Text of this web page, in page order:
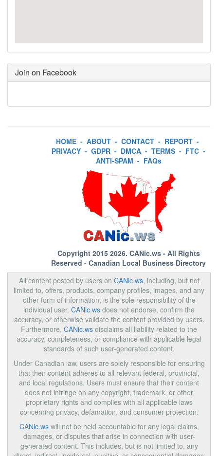
Join on Facebook
HOME - ABOUT - CONTACT - REPORT -
PRIVACY - GDPR - DMCA - TERMS - FTC -
ANTI-SPAM - FAQs
Copyright 2015 2026. CANic.ws- All Rights
Reserved - Canadian Local Business Directory
All content posted by users on CANic.ws, including, but not
limited to, offers, products, company profiles, images, and any
other form of information, is the sole responsibility of the
individual user. CANic.ws does not endorse, confirm the
accuracy, or otherwise validate the content provided by users.
Furthermore, CANic.ws disclaims all liability related to the
accuracy, completeness, or compliance with applicable legal
standards of such user-generated content.
Under Canadian law, users are solely responsible for ensuring
that their content adheres to all relevant federal, provincial,
and local regulations. Users must ensure that their content
does not infringe on any copyright, trademark, or other
proprietary rights and complies with all applicable laws
concerning privacy, defamation, and consumer protection.
CANic.wswill not be held accountable for any legal claims,
damages, or disputes that arise in connection with user-
generated content. This includes, but is not limited to, any